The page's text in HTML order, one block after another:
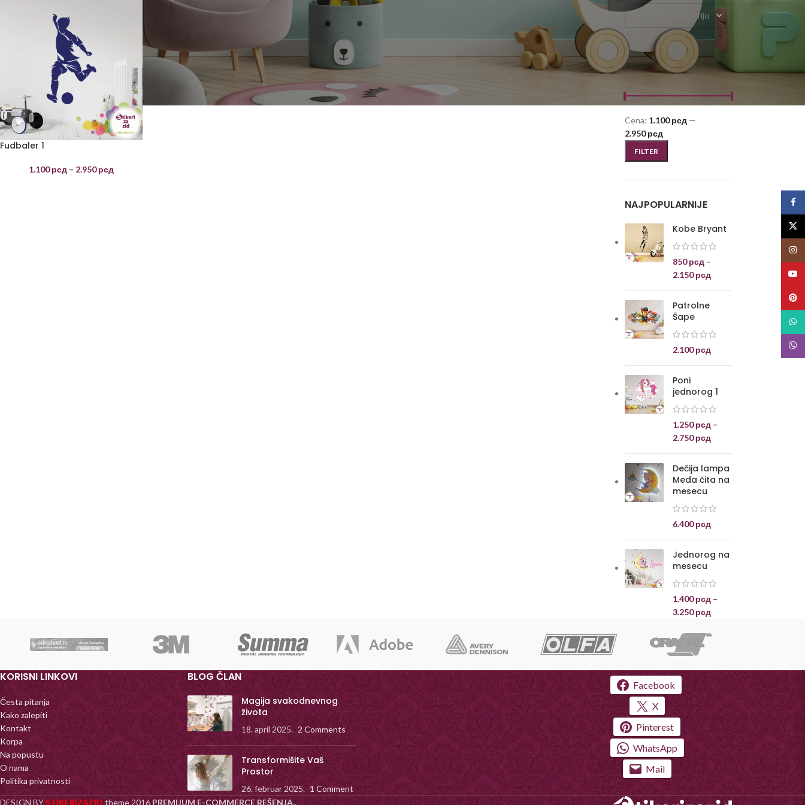
Fudbaler 1
1.100рсд – 2.950рсд
Odaberite kategoriju
FILTRIRAJ PO CENI
FILTER
Cena: 1.100 рсд —
2.950 рсд
NAJPOPULARNIJE
Kobe Bryant
850рсд –
2.150рсд
Patrolne
Šape
2.100рсд
Poni
jednorog 1
1.250рсд –
2.750рсд
Dečija lampa
Meda čita na
mesecu
6.400рсд
Jednorog na
mesecu
1.400рсд –
3.250рсд
KORISNI LINKOVI
Česta pitanja
Kako zalepiti
Kontakt
Korpa
Na popustu
O nama
Politika privatnosti
BLOG ČLAN
Magija svakodnevnog
života
18. april 2025. 2 Comments
Transformišite Vaš
Prostor
26. februar 2025. 1 Comment
Facebook
X
Pinterest
WhatsApp
Mail
DESIGN BYSTIKERIZAZID theme 2016 PREMIJUM E-COMMERCE REŠENJA..
Viber